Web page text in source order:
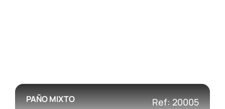
PAÑO MIXTO Ref: 20005